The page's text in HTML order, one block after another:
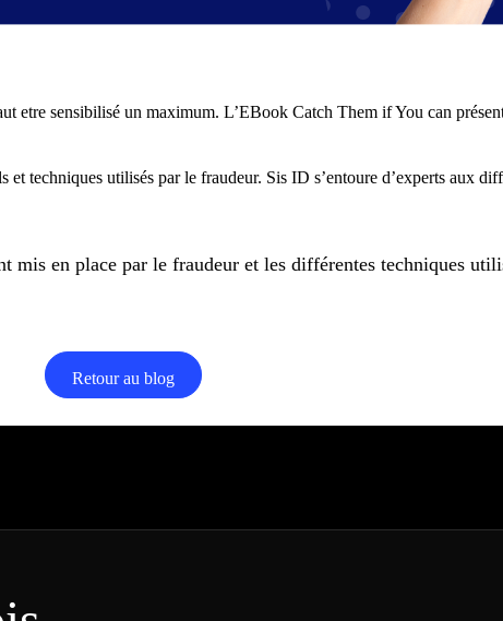
etre sensibilisé un maximum. L’EBook Catch Them if You can
techniques utilisés par le fraudeur. Sis ID s’entoure d’experts aux
mis en place par le fraudeur et les différentes techniques
Retour au blog